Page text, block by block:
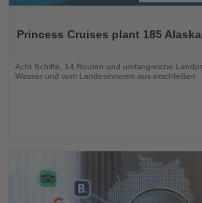
diePrincess Cruises plant 185
Acht Schiffe, 14 Routen und umfangreiche
Wasser und vom Landesinneren aus erschließen